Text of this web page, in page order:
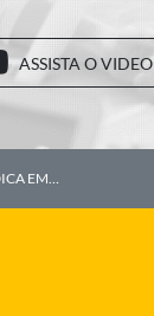
ASSISTA O VIDEO
EM…